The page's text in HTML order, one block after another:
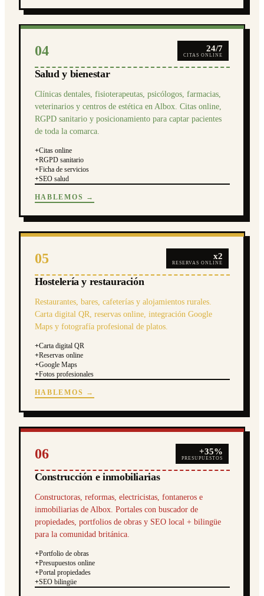
04 24/7
CITAS ONLINE
Salud y bienestar
Clínicas dentales, fisioterapeutas, psicólogos, farmacias,
veterinarios y centros de estética en Albox. Citas online,
RGPD sanitario y posicionamiento para captar pacientes
de toda la comarca.
+Citas online
+RGPD sanitario
+Ficha de servicios
+SEO salud
HABLEMOS →
05 x2
RESERVAS ONLINE
Hostelería y restauración
Restaurantes, bares, cafeterías y alojamientos rurales.
Carta digital QR, reservas online, integración Google
Maps y fotografía profesional de platos.
+Carta digital QR
+Reservas online
+Google Maps
+Fotos profesionales
HABLEMOS →
06 +35%
PRESUPUESTOS
Construcción e inmobiliarias
Constructoras, reformas, electricistas, fontaneros e
inmobiliarias de Albox. Portales con buscador de
propiedades, portfolios de obras y SEO local + bilingüe
para la comunidad británica.
+Portfolio de obras
+Presupuestos online
+Portal propiedades
+SEO bilingüe